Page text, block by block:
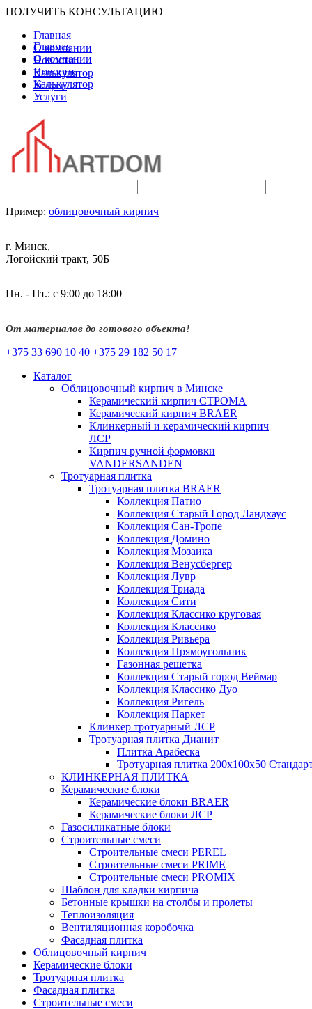
ПОЛУЧИТЬ КОНСУЛЬТАЦИЮ
Главная
О компании
Новости
Калькулятор
Услуги
Главная
О компании
Новости
Калькулятор
Услуги
Пример: облицовочный кирпич
г. Минск,
Логойский тракт, 50Б
Пн. - Пт.: с 9:00 до 18:00
От материалов до готового объекта!
+375 33 690 10 40 +375 29 182 50 17
Каталог
Облицовочный кирпич в Минске
Керамический кирпич СТРОМА
Керамический кирпич BRAER
Клинкерный и керамический кирпич
ЛСР
Кирпич ручной формовки
VANDERSANDEN
Тротуарная плитка
Тротуарная плитка BRAER
Коллекция Патио
Коллекция Старый Город Ландхаус
Коллекция Сан-Тропе
Коллекция Домино
Коллекция Мозаика
Коллекция Венусбергер
Коллекция Лувр
Коллекция Триада
Коллекция Сити
Коллекция Классико круговая
Коллекция Классико
Коллекция Ривьера
Коллекция Прямоугольник
Газонная решетка
Коллекция Старый город Веймар
Коллекция Классико Дуо
Коллекция Ригель
Коллекция Паркет
Клинкер тротуарный ЛСР
Тротуарная плитка Дианит
Плитка Арабеска
Тротуарная плитка 200х100х50
КЛИНКЕРНАЯ ПЛИТКА
Керамические блоки
Керамические блоки BRAER
Керамические блоки ЛСР
Газосиликатные блоки
Строительные смеси
Строительные смеси PEREL
Строительные смеси PRIME
Строительные смеси PROMIX
Шаблон для кладки кирпича
Бетонные крышки на столбы и пролеты
Теплоизоляция
Вентиляционная коробочка
Фасадная плитка
Облицовочный кирпич
Керамические блоки
Тротуарная плитка
Фасадная плитка
Строительные смеси